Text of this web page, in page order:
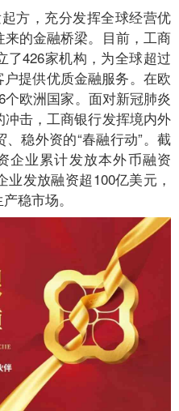
方，充分发挥全球经营优
的金融桥梁。目前，工商
了426家机构，为全球超过
提供优质金融服务。在欧
欧洲国家。面对新冠肺炎
击，工商银行发挥境内外
稳外资的“春融行动”。截
企业累计发放本外币融资
发放融资超100亿美元，
稳市场。